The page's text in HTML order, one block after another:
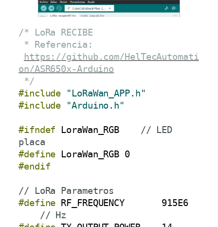
/* LoRa RECIBE
https://github.com/HelTecAutomati
on/ASR650x-Arduino
*/
#include
"LoRaWan_APP.h"
#include
"Arduino.h"
#ifndef LoraWan_RGB
// LED
placa
#define
LoraWan_RGB 0
#endif
// LoRa Parametros
#define RF_FREQUENCY
915E6
// Hz